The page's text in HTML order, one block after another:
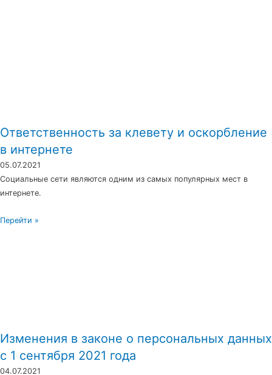
Ответственность за клевету и оскорбление
в интернете
05.07.2021
Социальные сети являются одним из самых популярных мест в
интернете.
Перейти »
Изменения в законе о персональных данных
с 1 сентября 2021 года
04.07.2021